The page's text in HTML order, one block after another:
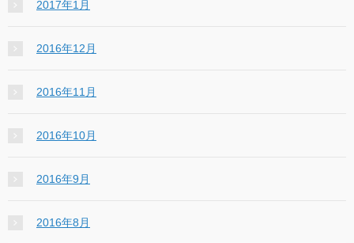
2017年1月
2016年12月
2016年11月
2016年10月
2016年9月
2016年8月